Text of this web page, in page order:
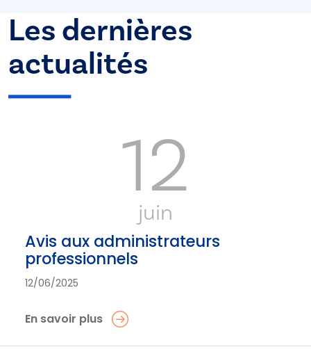
Les dernières
actualités
12
juin
Avis aux administrateurs
professionnels
12/06/2025
En savoir plus